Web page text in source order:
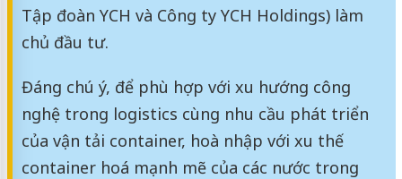
Tập đoàn YCH và Công ty YCH Holdings) làm
chủ đầu tư.
Đáng chú ý, để phù hợp với xu hướng công
nghệ trong logistics cùng nhu cầu phát triển
của vận tải container, hoà nhập với xu thế
container hoá mạnh mẽ của các nước trong